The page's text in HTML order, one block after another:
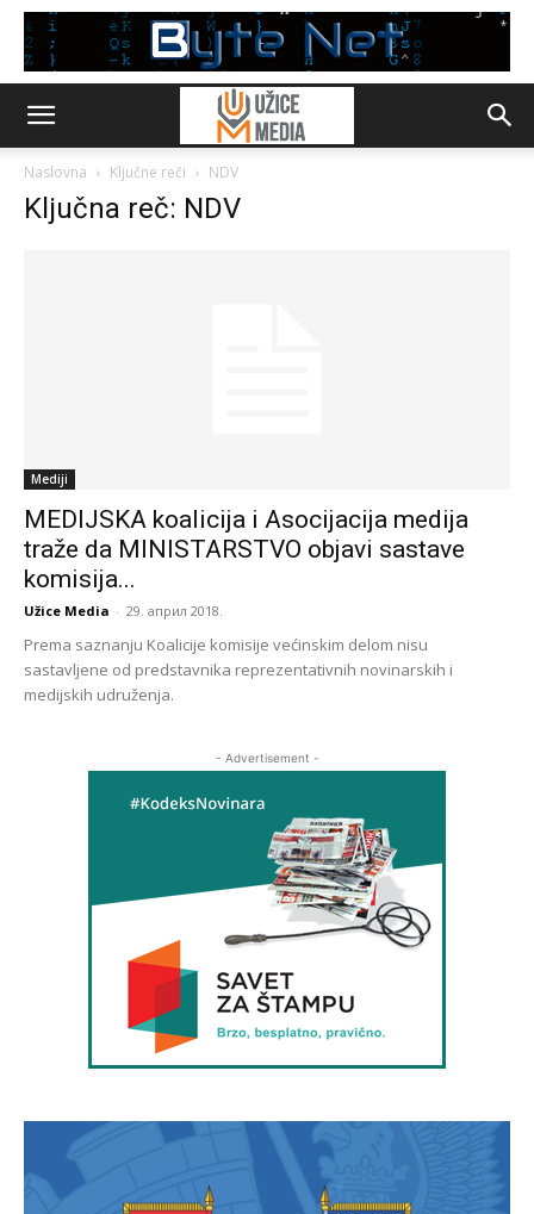
Naslovna Ključne reči NDV
Ključna reč: NDV
Mediji
MEDIJSKA koalicija i Asocijacija medija
traže da MINISTARSTVO objavi sastave
komisija...
Užice Media - 29. април 2018.
Prema saznanju Koalicije komisije većinskim delom nisu
sastavljene od predstavnika reprezentativnih novinarskih i
medijskih udruženja.
- Advertisement -